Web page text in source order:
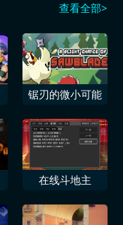
查看全部>
锯刃的微小可能
在线斗地主